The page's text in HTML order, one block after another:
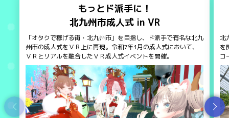
もっとド派手に！
北九州市成人式 in VR
「オタクで稼げる街・北九州市」を目指し、ド派手で有名な北九
州市の成人式をＶＲ上に再現。令和7年1月の成人式において、
ＶＲとリアルを融合したＶＲ成人式イベントを開催。
北
を
コ